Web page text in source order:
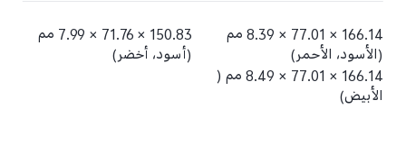
166.14 × 77.01 × 8.39 مم
(الأسود، الأحمر)
166.14 × 77.01 × 8.49 مم (
الأبيض)
150.83 × 71.76 × 7.99 مم
(أسود، أخضر)